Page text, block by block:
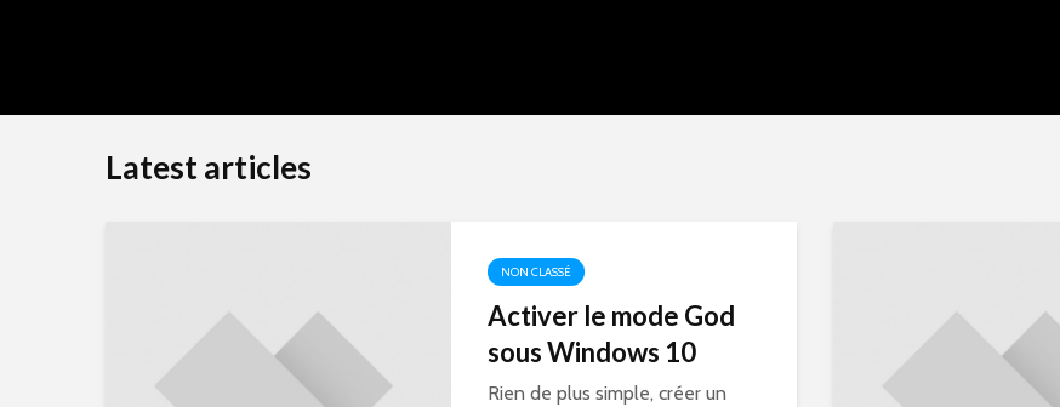
Latest articles
NON CLASSÉ
Activer le mode God
sous Windows 10
Rien de plus simple, créer un